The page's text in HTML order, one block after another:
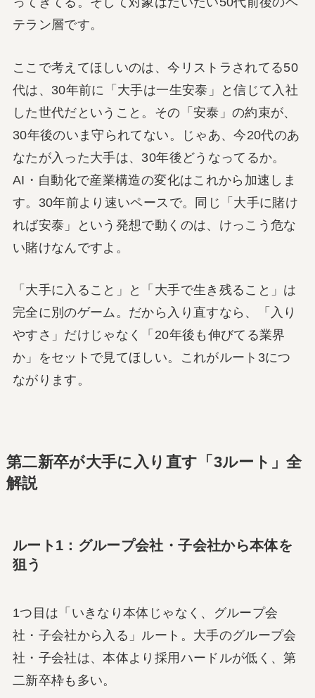
テラン層です。
ここで考えてほしいのは、今リストラされてる50
代は、30年前に「大手は一生安泰」と信じて入社
した世代だということ。その「安泰」の約束が、
30年後のいま守られてない。じゃあ、今20代のあ
なたが入った大手は、30年後どうなってるか。
AI・自動化で産業構造の変化はこれから加速しま
す。30年前より速いペースで。同じ「大手に賭け
れば安泰」という発想で動くのは、けっこう危な
い賭けなんですよ。
「大手に入ること」と「大手で生き残ること」は
完全に別のゲーム。だから入り直すなら、「入り
やすさ」だけじゃなく「20年後も伸びてる業界
か」をセットで見てほしい。これがルート3につ
ながります。
第二新卒が大手に入り直す「3ルート」全
解説
ルート1：グループ会社・子会社から本体を
狙う
1つ目は「いきなり本体じゃなく、グループ会
社・子会社から入る」ルート。大手のグループ会
社・子会社は、本体より採用ハードルが低く、第
二新卒枠も多い。